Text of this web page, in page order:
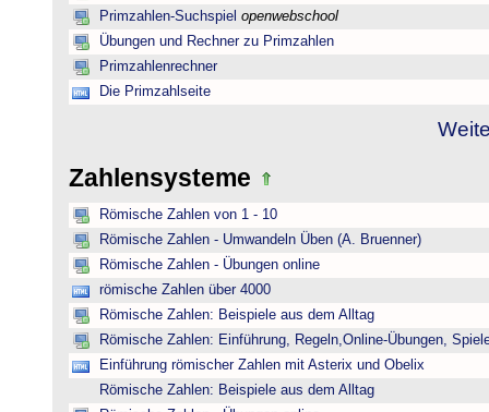
Primzahlen-Suchspiel openwebschool
Übungen und Rechner zu Primzahlen
Primzahlenrechner
Die Primzahlseite
Zahlensysteme
Römische Zahlen von 1 - 10
Römische Zahlen - Umwandeln Üben (A. Bruenner)
Römische Zahlen - Übungen online
römische Zahlen über 4000
Römische Zahlen: Beispiele aus dem Alltag
Römische Zahlen: Einführung, Regeln,Online-Übungen,
Einführung römischer Zahlen mit Asterix und Obelix
Römische Zahlen: Beispiele aus dem Alltag